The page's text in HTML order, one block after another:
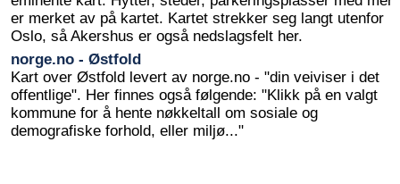
er merket av på kartet. Kartet strekker seg langt utenfor
Oslo, så Akershus er også nedslagsfelt her.
norge.no - Østfold
Kart over Østfold levert av norge.no - "din veiviser i det
offentlige". Her finnes også følgende: "Klikk på en valgt
kommune for å hente nøkkeltall om sosiale og
demografiske forhold, eller miljø..."